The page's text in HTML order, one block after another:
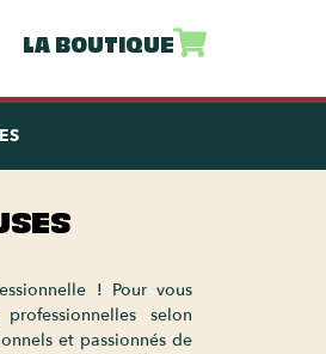
LA BOUTIQUE
! Pour vous
selon
et passionnés de